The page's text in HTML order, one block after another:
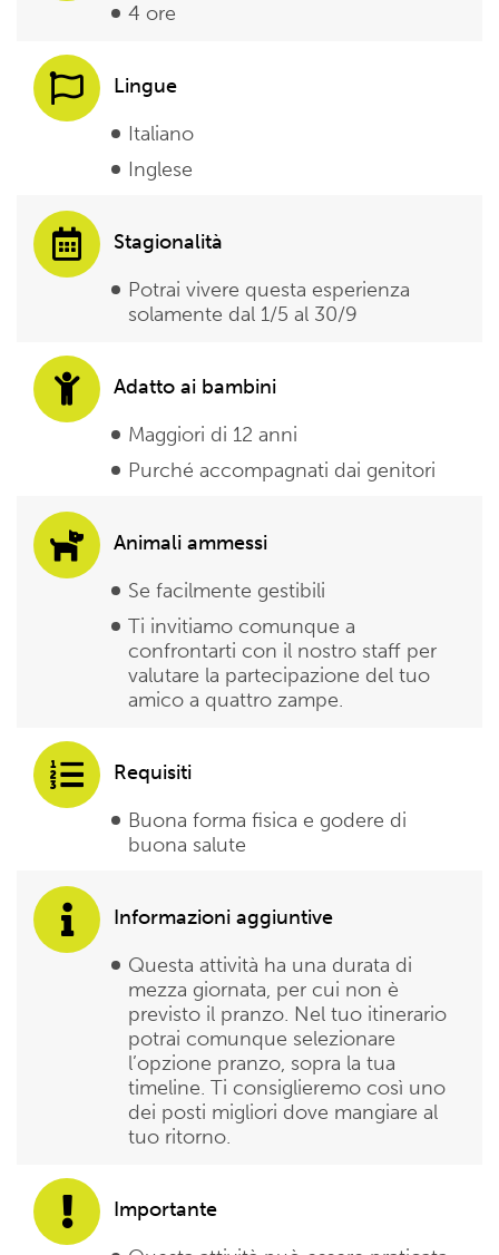
4 ore
Lingue
Italiano
Inglese
Stagionalità
Potrai vivere questa esperienza
solamente dal 1/5 al 30/9
Adatto ai bambini
Maggiori di 12 anni
Purché accompagnati dai genitori
Animali ammessi
Se facilmente gestibili
Ti invitiamo comunque a
confrontarti con il nostro staff per
valutare la partecipazione del tuo
amico a quattro zampe.
Requisiti
Buona forma fisica e godere di
buona salute
Informazioni aggiuntive
Questa attività ha una durata di
mezza giornata, per cui non è
previsto il pranzo. Nel tuo itinerario
potrai comunque selezionare
l’opzione pranzo, sopra la tua
timeline. Ti consiglieremo così uno
dei posti migliori dove mangiare al
tuo ritorno.
Importante